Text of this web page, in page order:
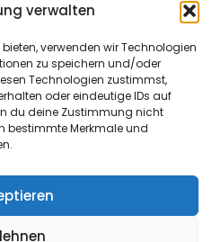
verwalten
verwenden wir Technologien
zu speichern und/oder
Technologien zustimmst,
oder eindeutige IDs auf
du deine Zustimmung nicht
bestimmte Merkmale und